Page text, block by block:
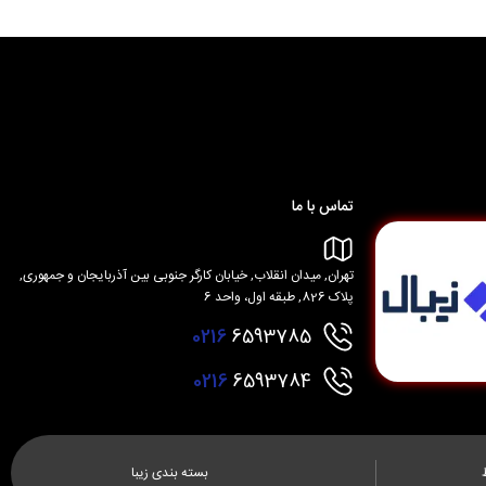
تماس با ما
تهران, میدان انقلاب, خیابان کارگر جنوبی بین آذربایجان و جمهوری,
پلاک 826, طبقه اول، واحد 6
02166593785
02166593784
بسته بندی زیبا